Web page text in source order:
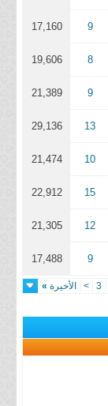
9
17,160
8
19,606
9
21,389
13
29,136
10
21,474
15
22,912
12
21,305
9
17,488
3
> الأخيرة »